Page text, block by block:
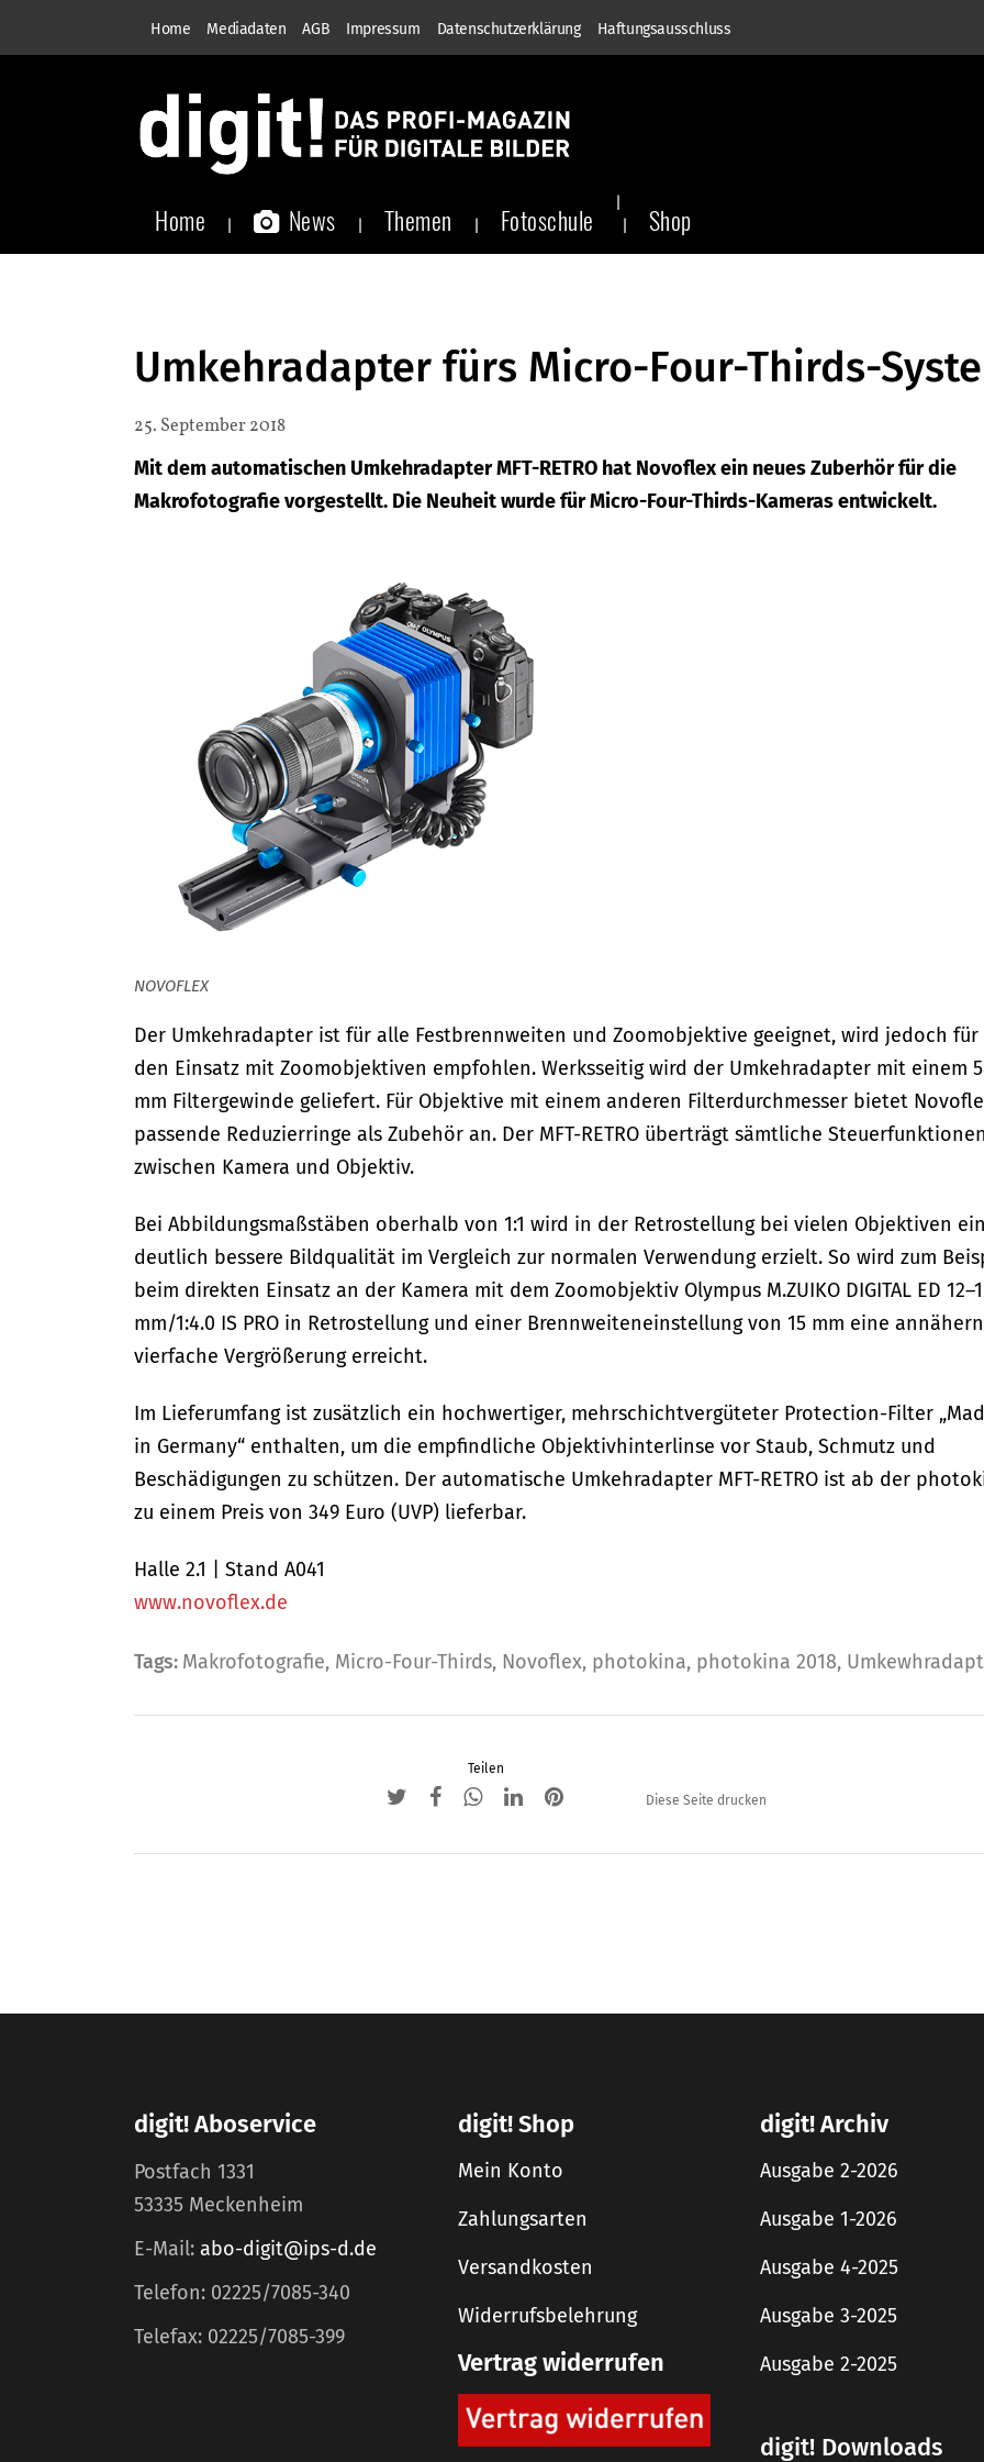
Home Mediadaten AGB Impressum Datenschutzerklärung Haftungsausschluss
Home News Themen Fotoschule Shop
Umkehradapter fürs Micro-Four-Thirds-
25. September 2018
Mit dem automatischen Umkehradapter MFT-RETRO hat Novoflex ein neues Zuberhör für die
Makrofotografie vorgestellt. Die Neuheit wurde für Micro-Four-Thirds-Kameras entwickelt.
NOVOFLEX
Der Umkehradapter ist für alle Festbrennweiten und Zoomobjektive geeignet, wird jedoch für
den Einsatz mit Zoomobjektiven empfohlen. Werksseitig wird der Umkehradapter mit einem
mm Filtergewinde geliefert. Für Objektive mit einem anderen Filterdurchmesser bietet
passende Reduzierringe als Zubehör an. Der MFT-RETRO überträgt sämtliche Steuerfunktionen
zwischen Kamera und Objektiv.
Bei Abbildungsmaßstäben oberhalb von 1:1 wird in der Retrostellung bei vielen Objektiven
deutlich bessere Bildqualität im Vergleich zur normalen Verwendung erzielt. So wird zum
beim direkten Einsatz an der Kamera mit dem Zoomobjektiv Olympus M.ZUIKO DIGITAL ED
mm/1:4.0 IS PRO in Retrostellung und einer Brennweiteneinstellung von 15 mm eine
vierfache Vergrößerung erreicht.
Im Lieferumfang ist zusätzlich ein hochwertiger, mehrschichtvergüteter Protection-Filter
in Germany“ enthalten, um die empfindliche Objektivhinterlinse vor Staub, Schmutz und
Beschädigungen zu schützen. Der automatische Umkehradapter MFT-RETRO ist ab der
zu einem Preis von 349 Euro (UVP) lieferbar.
Halle 2.1 | Stand A041
www.novoflex.de
Tags: Makrofotografie, Micro-Four-Thirds, Novoflex, photokina, photokina 2018,
Teilen
Diese Seite drucken
digit! Aboservice
Postfach 1331
53335 Meckenheim
E-Mail: abo-digit@ips-d.de
Telefon: 02225/7085-340
Telefax: 02225/7085-399
digit! Shop
Mein Konto
Zahlungsarten
Versandkosten
Widerrufsbelehrung
Vertrag widerrufen
digit! Archiv
Ausgabe 2-2026
Ausgabe 1-2026
Ausgabe 4-2025
Ausgabe 3-2025
Ausgabe 2-2025
digit! Downloads